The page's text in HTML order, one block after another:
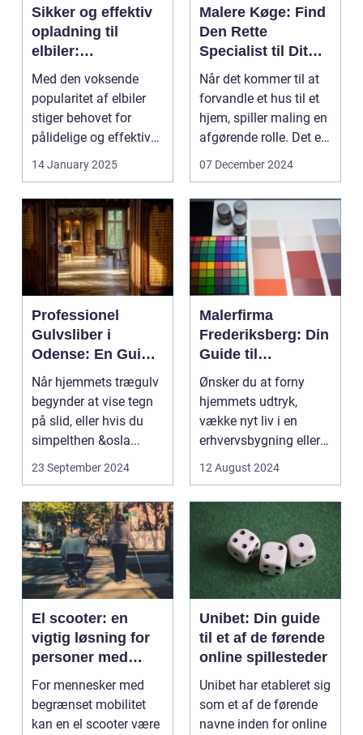
Sikker og effektiv
opladning til
elbiler:
Ladeboksens
vigtige rolle
Med den voksende
popularitet af elbiler
stiger behovet for
pålidelige og effektive
opladningsl...
14 January 2025
Malere Køge: Find
Den Rette
Specialist til Dit
Malerprojekt
Når det kommer til at
forvandle et hus til et
hjem, spiller maling en
afgørende rolle. Det er
de sub...
07 December 2024
Professionel
Gulvsliber i
Odense: En Guide
til Smukke
Trægulve
Når hjemmets trægulv
begynder at vise tegn
på slid, eller hvis du
simpelthen &osla...
23 September 2024
Malerfirma
Frederiksberg: Din
Guide til
Professionelt
Malerarbejde
Ønsker du at forny
hjemmets udtryk,
vække nyt liv i en
erhvervsbygning eller
simpelthen sikre at
12 August 2024
El scooter: en
vigtig løsning for
personer med
nedsat mobilitet
For mennesker med
begrænset mobilitet
kan en el scooter være
Unibet: Din guide
til et af de førende
online spillesteder
Unibet har etableret sig
som et af de førende
navne inden for online